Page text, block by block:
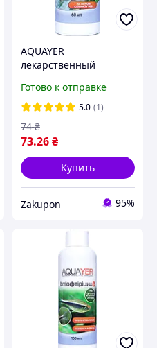
AQUAYER
лекарственный
60мл
Готово к отправке
5.0 (1)
73.26₴
74 ₴
Купить
Zakupon 95%